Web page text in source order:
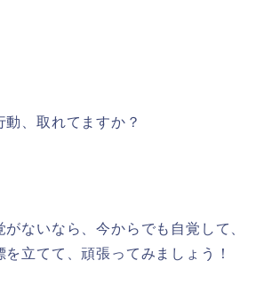
動、取れてますか？
がないなら、今からでも自覚して、
立てて、頑張ってみましょう！